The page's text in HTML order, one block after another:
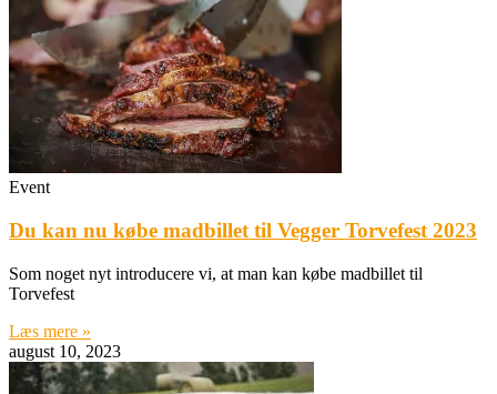
Event
Du kan nu købe madbillet til Vegger Torvefest 2023
Som noget nyt introducere vi, at man kan købe madbillet til
Torvefest
Læs mere »
august 10, 2023